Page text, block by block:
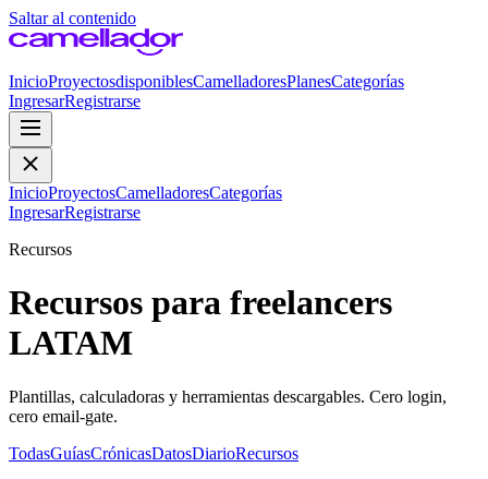
Saltar al contenido
InicioProyectosdisponiblesCamelladoresPlanesCategorías
IngresarRegistrarse
InicioProyectosCamelladoresCategorías
IngresarRegistrarse
Recursos
Recursos para freelancers
LATAM
Plantillas, calculadoras y herramientas descargables. Cero login,
cero email-gate.
TodasGuíasCrónicasDatosDiarioRecursos